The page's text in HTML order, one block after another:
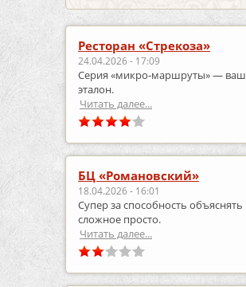
Ресторан «Стрекоза»
24.04.2026 - 17:09
Серия «микро‑маршруты» — ваш
эталон.
Читать далее...
БЦ «Романовский»
18.04.2026 - 16:01
Супер за способность объяснять
сложное просто.
Читать далее...